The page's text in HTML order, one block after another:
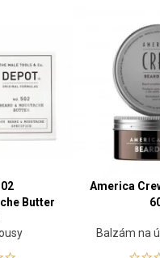
Butter
America
Balzám na